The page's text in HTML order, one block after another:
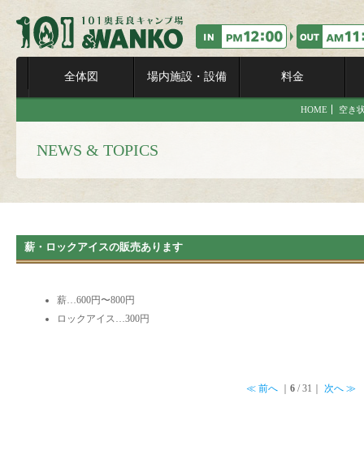
全体図 場内施設・設備 料金
HOME 空き
NEWS & TOPICS
薪・ロックアイスの販売あります
薪…600円〜800円
ロックアイス…300円
≪ 前へ｜ 6/ 31｜ 次へ ≫